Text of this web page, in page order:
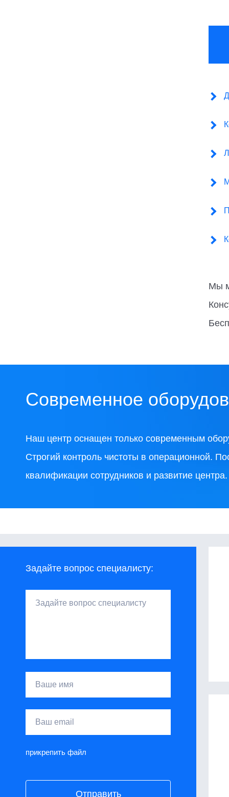
Мы
Современное
Наш центр оснащен только современным
Строгий контроль чистоты в операционной.
квалификации сотрудников и развитие центра.
Задайте вопрос специалисту:
прикрепить файл